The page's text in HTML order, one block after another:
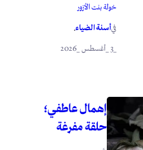
خولة بنت الأزور
فيأسنة الضياء.
إهمال عاطفي؛
حلقة مفرغة